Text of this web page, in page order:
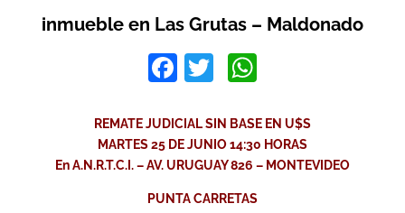
inmueble en Las Grutas – Maldonado
Facebook
Twitter
REMATE JUDICIAL SIN BASE EN U$S
MARTES 25 DE JUNIO 14:30 HORAS
En A.N.R.T.C.I. – AV. URUGUAY 826 – MONTEVIDEO
PUNTA CARRETAS